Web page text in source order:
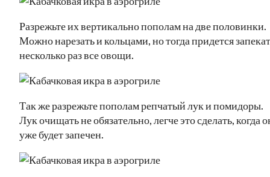
Разрежьте их вертикально пополам на две половинки.
Можно нарезать и кольцами, но тогда придется
несколько раз все овощи.
Так же разрежьте пополам репчатый лук и помидоры.
Лук очищать не обязательно, легче это сделать, когда
уже будет запечен.